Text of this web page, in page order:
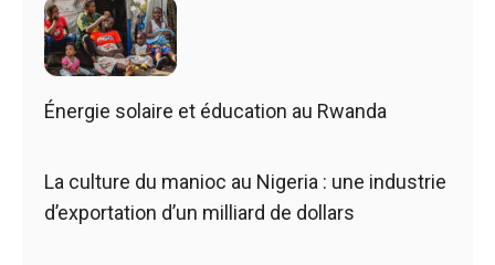
Énergie solaire et éducation au Rwanda
La culture du manioc au Nigeria : une industrie
d’exportation d’un milliard de dollars